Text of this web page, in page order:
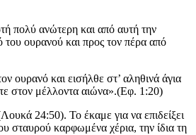
πολύ ανώτερη και από αυτή την
του ουρανού και προς τον πέρα από
και εισήλθε στ’ αληθινά άγια
στον μέλλοντα αιώνα».(Εφ. 1:20)
24:50). Το έκαμε για να επιδείξει
σταυρού καρφωμένα χέρια, την ίδια τη